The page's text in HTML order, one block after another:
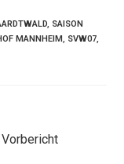
, SAISON
MANNHEIM, SVW07,